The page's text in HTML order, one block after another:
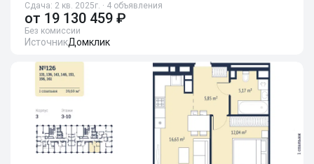
Сдача: 2 кв. 2025г. · 4 объявления
от 19 130 459 ₽
Без комиссии
ИсточникДомклик